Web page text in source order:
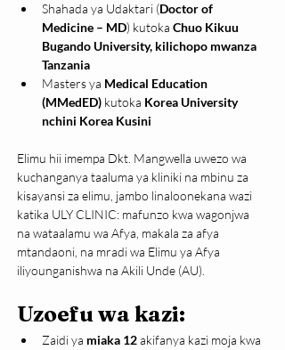
Shahada ya Udaktari (Doctor of
Medicine – MD) kutoka Chuo Kikuu
Bugando University, kilichopo mwanza
Tanzania
Masters ya Medical Education
(MMedED) kutoka Korea University
nchini Korea Kusini
Elimu hii imempa Dkt. Mangwella uwezo wa
kuchanganya taaluma ya kliniki na mbinu za
kisayansi za elimu, jambo linaloonekana wazi
katika ULY CLINIC: mafunzo kwa wagonjwa
na wataalamu wa Afya, makala za afya
mtandaoni, na mradi wa Elimu ya Afya
iliyounganishwa na Akili Unde (AU).
Uzoefu wa kazi:
Zaidi ya miaka 12 akifanya kazi moja kwa